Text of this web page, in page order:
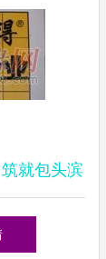
就包头滨
之选——宝